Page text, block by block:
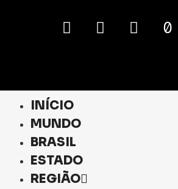
INÍCIO
MUNDO
BRASIL
ESTADO
REGIÃO